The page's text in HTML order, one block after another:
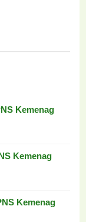
Kemenag
Kemenag
Kemenag